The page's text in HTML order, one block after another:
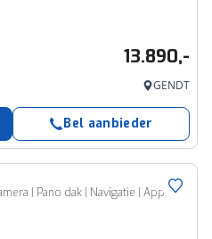
13.890,-
GENDT
Bel aanbieder
E-Power N-Connecta | Rondom camera | Pano dak | Navigatie | Apple/Android Carplay | Climate |